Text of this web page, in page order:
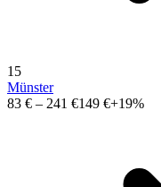
15
Münster
83 € – 241 €149 €+19%